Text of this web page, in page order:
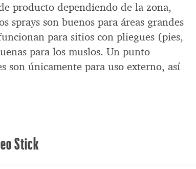
producto dependiendo de la zona,
sprays son buenos para áreas grandes
para sitios con pliegues (pies,
para los muslos. Un punto
son únicamente para uso externo, así
Stick